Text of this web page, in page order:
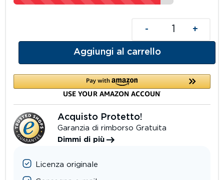
- +
Aggiungi al carrello
Acquisto Protetto!
Garanzia di rimborso Gratuita
Dimmi di più
Licenza originale